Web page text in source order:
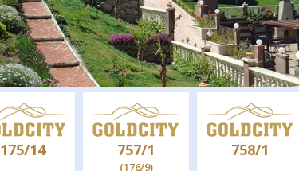
175/14 757/1
(176/9)
758/1